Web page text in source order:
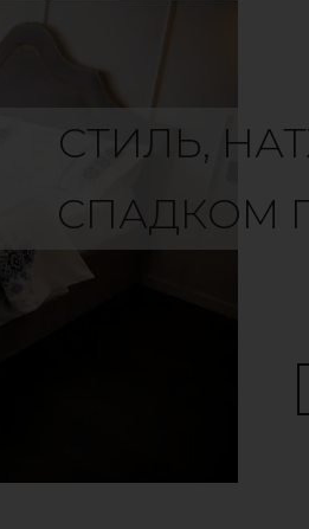
СТИЛЬ,
СПАДКОМ